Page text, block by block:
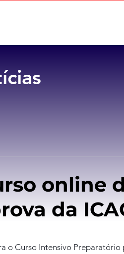
online
da
o Curso Intensivo Preparatório